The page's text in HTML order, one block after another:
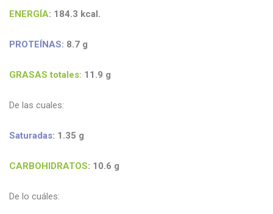
ENERGÍA: 184.3 kcal.
PROTEÍNAS: 8.7 g
GRASAS totales: 11.9 g
De las cuales:
Saturadas: 1.35 g
CARBOHIDRATOS: 10.6 g
De lo cuáles: